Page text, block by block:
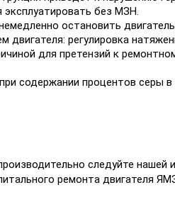
эксплуатировать без МЗН.
остановить
регулировка
для претензий к
содержании процентов серы
следуйте нашей
ремонта двигателя